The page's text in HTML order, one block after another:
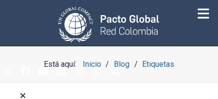
Está aquí: Inicio Blog Etiquetas